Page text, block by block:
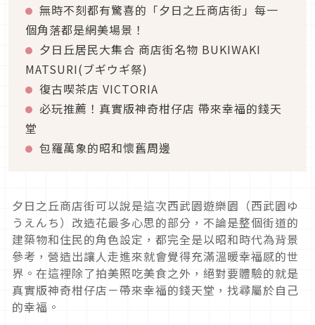
無時不刻都有驚喜的「夕日之丘商店街」每一
個角落都是網美場景！
夕日丘居民大集合 商店街名物 BUKIWAKI
MATSURI(ブギウギ祭)
復古喫茶店 VICTORIA
必玩推薦！真實版神奇柑仔店 帶來幸福的錢天
堂
包羅萬象的昭和懷舊周邊
夕日之丘商店街可以說是這次西武園遊樂園（西武園ゆ
うえんち）改造花最多心思的部分，不論是整個街道的
建築物和住民的角色設定，都完全是以昭和時代為背景
參考，營造出讓人走進來就會覺得充滿溫暖幸福感的世
界。在這裡除了拍美照吃美食之外，絕對要體驗的就是
真實版神奇柑仔店－帶來幸福的錢天堂，找尋屬於自己
的幸福。